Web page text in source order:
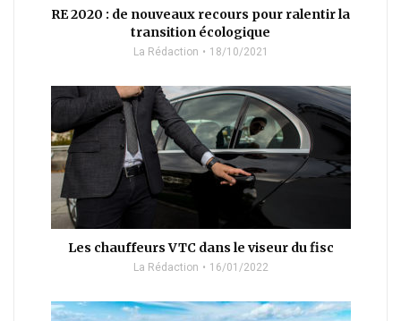
RE 2020 : de nouveaux recours pour ralentir la
transition écologique
La Rédaction 18/10/2021
Les chauffeurs VTC dans le viseur du fisc
La Rédaction 16/01/2022